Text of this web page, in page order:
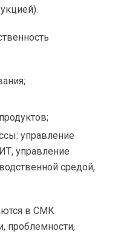
управление
управление
средой,
в СМК
проблемности,